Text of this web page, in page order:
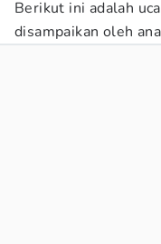
Berikut ini adalah
disampaikan oleh